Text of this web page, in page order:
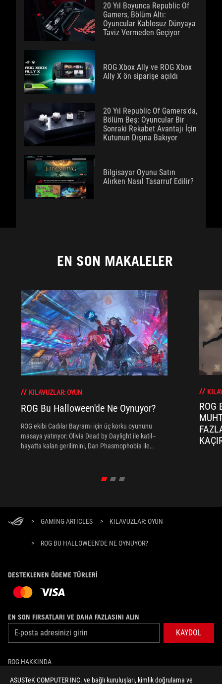
ASUSTeK COMPUTER INC. ve bağlı kuruluşları, kimlik doğrulama ve
20 Yıl Boyunca Republic Of
Gamers, Bölüm Altı:
Oyuncular Kablosuz Dünyaya
Taviz Vermeden Geçiyor
ROG Xbox Ally ve ROG Xbox
Ally X ön siparişe açıldı
20 Yıl Republic Of Gamers'da,
Bölüm Beş: Oyuncular Bir
Sonraki Rekabet Avantajı İçin
Kutunun Dışına Bakıyor
Bilgisayar Oyunu Satın
Alırken Nasıl Tasarruf Edilir?
EN SON MAKALELER
KILAVUZLAR: OYUN
ROG Bu Halloween'de Ne Oynuyor?
ROG ekibi Cadılar Bayramı için üç korku oyununu
masaya yatırıyor: Olivia Dead by Daylight ile katil–
hayatta kalan gerilimini, Dan Phasmophobia ile
ROG
> GAMING ARTICLES > KILAVUZLAR: OYUN
> ROG BU HALLOWEEN'DE NE OYNUYOR?
DESTEKLENEN ÖDEME TÜRLERI
EN SON FIRSATLARI VE DAHA FAZLASINI ALIN
KAYDOL
ROG HAKKINDA